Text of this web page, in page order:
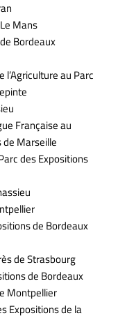
Mans
Bordeaux
au Parc
Française au
de Marseille
des Expositions
de Bordeaux
de Strasbourg
de Bordeaux
Montpellier
Expositions de la